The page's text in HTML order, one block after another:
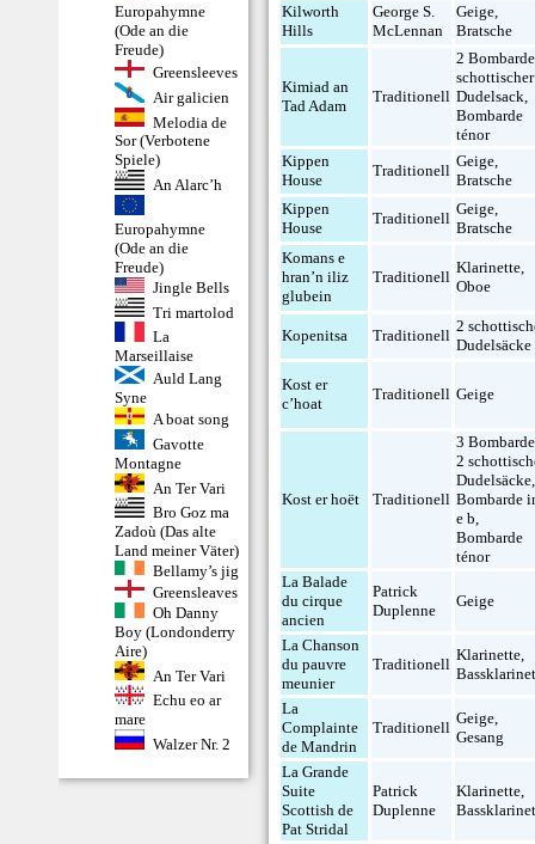
Europahymne
(Ode an die
Freude)
Greensleeves
Air galicien
Melodia de
Sor (Verbotene
Spiele)
An Alarc’h
Europahymne
(Ode an die
Freude)
Jingle Bells
Tri martolod
La
Marseillaise
Auld Lang
Syne
A boat song
Gavotte
Montagne
An Ter Vari
Bro Goz ma
Zadoù (Das alte
Land meiner Väter)
Bellamy’s jig
Greensleaves
Oh Danny
Boy (Londonderry
Aire)
An Ter Vari
Echu eo ar
mare
Walzer Nr. 2
Kilworth
Hills
George S.
McLennan
Geige,
Bratsche
Kimiad an
Tad Adam
Traditionell
2 Bombarde
schottischer
Dudelsack,
Bombarde
ténor
Kippen
House
Traditionell
Geige,
Bratsche
Kippen
House
Traditionell
Geige,
Bratsche
Komans e
hran’n iliz
glubein
Traditionell
Klarinette,
Oboe
Kopenitsa Traditionell
2
Dudelsäcke
Kost er
c’hoat
Traditionell Geige
Kost er hoët Traditionell
3 Bombarde
2
Dudelsäcke,
Bombarde
e b,
Bombarde
ténor
La Balade
du cirque
ancien
Patrick
Duplenne
Geige
La Chanson
du pauvre
meunier
Traditionell
Klarinette,
La
Complainte
de Mandrin
Traditionell
Geige,
Gesang
La Grande
Suite
Scottish de
Pat Stridal
Patrick
Duplenne
Klarinette,